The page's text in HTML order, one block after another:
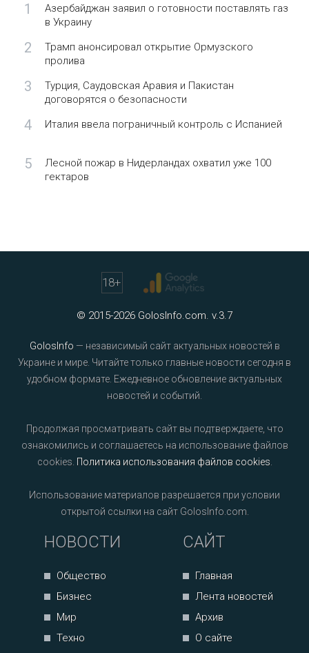
1
Азербайджан заявил о готовности поставлять газ
в Украину
2
Трамп анонсировал открытие Ормузского
пролива
3
Турция, Саудовская Аравия и Пакистан
договорятся о безопасности
4 Италия ввела пограничный контроль с Испанией
5
Лесной пожар в Нидерландах охватил уже 100
гектаров
18+
© 2015-2026 GolosInfo.com. v.3.7
GolosInfo — независимый сайт актуальных новостей в
Украине и мире. Читайте только главные новости сегодня в
удобном формате. Ежедневное обновление актуальных
новостей и событий.
Продолжая просматривать сайт вы подтверждаете, что
ознакомились и соглашаетесь на использование файлов
cookies. Политика использования файлов cookies
Использование материалов разрешается при условии
открытой ссылки на сайт GolosInfo.com.
НОВОСТИ
Общество
Бизнес
Мир
Техно
САЙТ
Главная
Лента новостей
Архив
О сайте